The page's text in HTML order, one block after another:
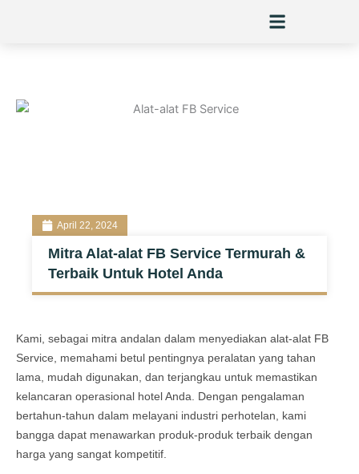
April 22, 2024
Mitra Alat-alat FB Service Termurah &
Terbaik Untuk Hotel Anda
Kami, sebagai mitra andalan dalam menyediakan alat-alat FB
Service, memahami betul pentingnya peralatan yang tahan
lama, mudah digunakan, dan terjangkau untuk memastikan
kelancaran operasional hotel Anda. Dengan pengalaman
bertahun-tahun dalam melayani industri perhotelan, kami
bangga dapat menawarkan produk-produk terbaik dengan
harga yang sangat kompetitif.